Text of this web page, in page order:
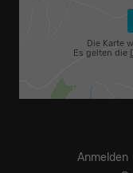
Die Karte
Es gelten die
Anmelden